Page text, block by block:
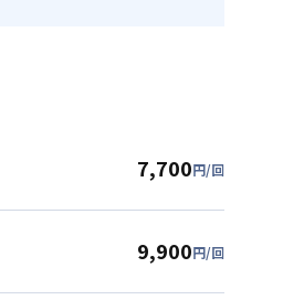
7,700円/回
9,900円/回